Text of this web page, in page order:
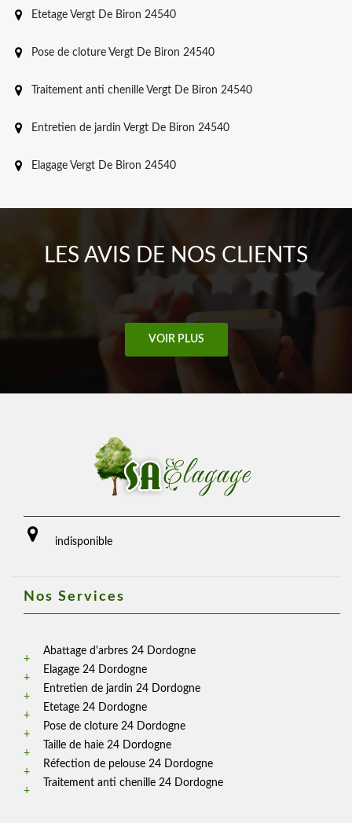
Etetage Vergt De Biron 24540
Pose de cloture Vergt De Biron 24540
Traitement anti chenille Vergt De Biron 24540
Entretien de jardin Vergt De Biron 24540
Elagage Vergt De Biron 24540
LES AVIS DE NOS CLIENTS
VOIR PLUS
indisponible
Nos Services
Abattage d'arbres 24 Dordogne
Elagage 24 Dordogne
Entretien de jardin 24 Dordogne
Etetage 24 Dordogne
Pose de cloture 24 Dordogne
Taille de haie 24 Dordogne
Réfection de pelouse 24 Dordogne
Traitement anti chenille 24 Dordogne